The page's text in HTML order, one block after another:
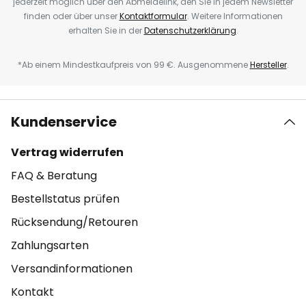
finden oder über unserKontaktformular. Weitere Informationen
erhalten Sie in derDatenschutzerklärung.
*Ab einem Mindestkaufpreis von 99 €. AusgenommeneHersteller.
Kundenservice
Vertrag widerrufen
FAQ & Beratung
Bestellstatus prüfen
Rücksendung/Retouren
Zahlungsarten
Versandinformationen
Kontakt